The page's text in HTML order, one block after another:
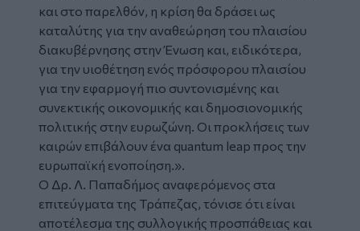
και στο παρελθόν, η κρίση θα δράσει ως
καταλύτης για την αναθεώρηση του πλαισίου
διακυβέρνησης στην Ένωση και, ειδικότερα,
για την υιοθέτηση ενός πρόσφορου πλαισίου
για την εφαρμογή πιο συντονισμένης και
συνεκτικής οικονομικής και δημοσιονομικής
πολιτικής στην ευρωζώνη. Οι προκλήσεις των
καιρών επιβάλουν ένα quantum leap προς την
ευρωπαϊκή ενοποίηση.».
Ο Δρ. Λ. Παπαδήμος αναφερόμενος στα
επιτεύγματα της Τράπεζας, τόνισε ότι είναι
αποτέλεσμα της συλλογικής προσπάθειας και